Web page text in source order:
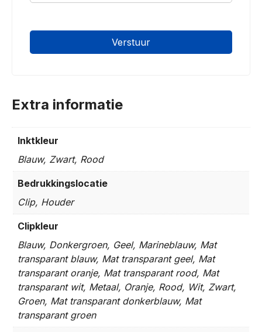
Extra informatie
Inktkleur
Blauw, Zwart, Rood
Bedrukkingslocatie
Clip, Houder
Clipkleur
Blauw, Donkergroen, Geel, Marineblauw, Mat
transparant blauw, Mat transparant geel, Mat
transparant oranje, Mat transparant rood, Mat
transparant wit, Metaal, Oranje, Rood, Wit, Zwart,
Groen, Mat transparant donkerblauw, Mat
transparant groen